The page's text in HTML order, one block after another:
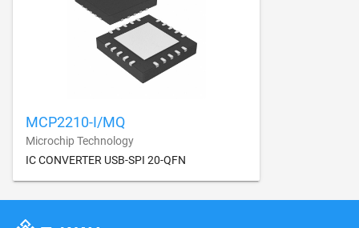
MCP2210-I/MQ
Microchip Technology
IC CONVERTER USB-SPI 20-QFN